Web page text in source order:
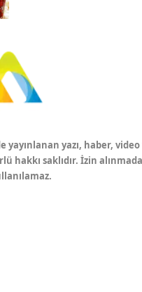
yazı, haber, video
hakkı saklıdır. İzin